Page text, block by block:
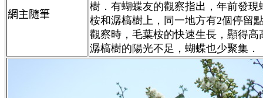
網主隨筆
樹．有蝴蝶友的觀察指出，年前發現
桉和潺槁樹上，同一地方有2個停留
觀察時，毛葉桉的快速生長，顯得高
潺槁樹的陽光不足，蝴蝶也少聚集．